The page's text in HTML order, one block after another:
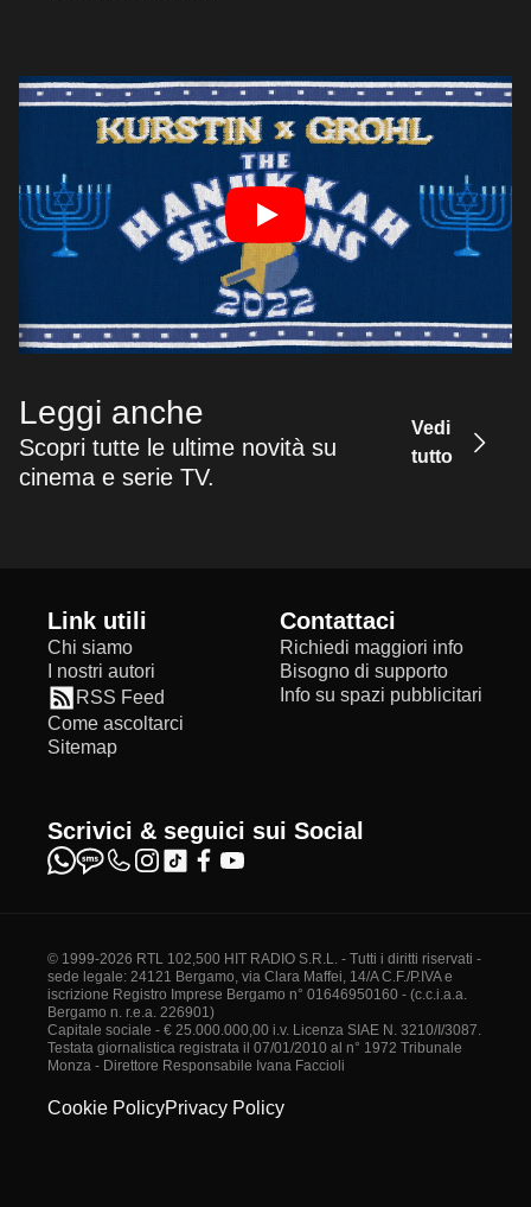
Leggi anche
Scopri tutte le ultime novità su
cinema e serie TV.
Vedi
tutto
Link utili
Chi siamo
I nostri autori
RSS Feed
Come ascoltarci
Sitemap
Contattaci
Richiedi maggiori info
Bisogno di supporto
Info su spazi pubblicitari
Scrivici & seguici sui Social
© 1999-2026 RTL 102,500 HIT RADIO S.R.L. - Tutti i diritti riservati -
sede legale: 24121 Bergamo, via Clara Maffei, 14/A C.F./P.IVA e
iscrizione Registro Imprese Bergamo n° 01646950160 - (c.c.i.a.a.
Bergamo n. r.e.a. 226901)
Capitale sociale - € 25.000.000,00 i.v. Licenza SIAE N. 3210/I/3087.
Testata giornalistica registrata il 07/01/2010 al n° 1972 Tribunale
Monza - Direttore Responsabile Ivana Faccioli
Cookie PolicyPrivacy Policy